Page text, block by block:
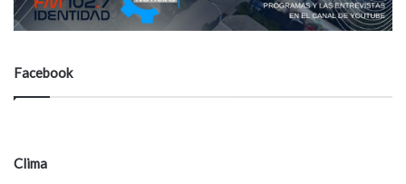
Facebook
Clima